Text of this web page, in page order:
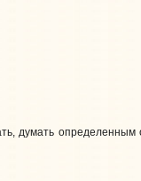
думать определенным